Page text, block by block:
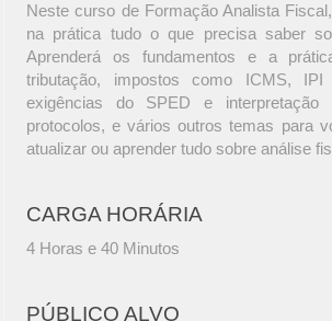
Neste curso de Formação Analista
na prática tudo o que precisa saber
Aprenderá os fundamentos e a
tributação, impostos como ICMS,
exigências do SPED e interpretação
protocolos, e vários outros temas para
atualizar ou aprender tudo sobre análise
CARGA HORÁRIA
4 Horas e 40 Minutos
PÚBLICO ALVO